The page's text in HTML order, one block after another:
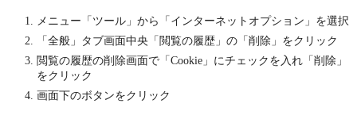
メニュー「ツール」から「インターネットオプション」を選択
「全般」タブ画面中央「閲覧の履歴」の「削除」をクリック
閲覧の履歴の削除画面で「Cookie」にチェックを入れ「削除」
をクリック
画面下のボタンをクリック